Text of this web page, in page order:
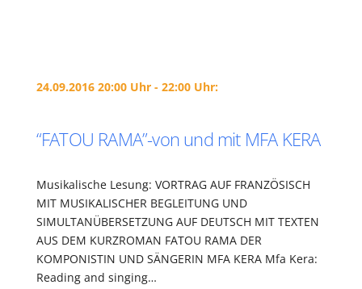
24.09.2016 20:00 Uhr - 22:00 Uhr:
“FATOU RAMA”-von und mit MFA KERA
Musikalische Lesung: VORTRAG AUF FRANZÖSISCH
MIT MUSIKALISCHER BEGLEITUNG UND
SIMULTANÜBERSETZUNG AUF DEUTSCH MIT TEXTEN
AUS DEM KURZROMAN FATOU RAMA DER
KOMPONISTIN UND SÄNGERIN MFA KERA Mfa Kera:
Reading and singing…